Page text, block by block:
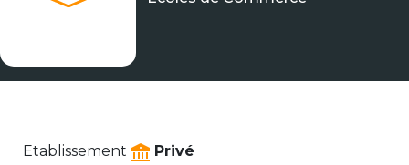
Etablissement
Privé